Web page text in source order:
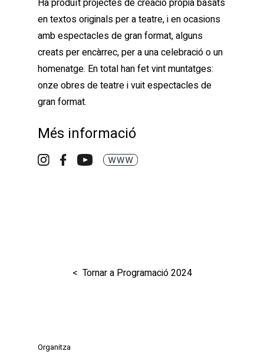
Ha produït projectes de creació pròpia basats
en textos originals per a teatre, i en ocasions
amb espectacles de gran format, alguns
creats per encàrrec, per a una celebració o un
homenatge. En total han fet vint muntatges:
onze obres de teatre i vuit espectacles de
gran format.
Més informació
< Tornar a Programació 2024
Organitza